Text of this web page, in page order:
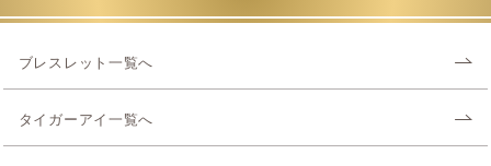
ブレスレット一覧へ
タイガーアイ一覧へ